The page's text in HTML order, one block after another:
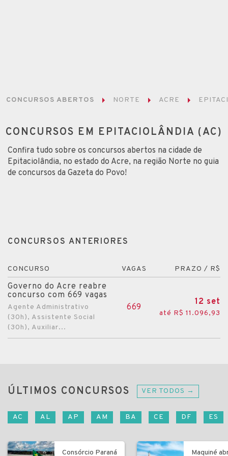
CONCURSOS ABERTOS NORTE ACRE
CONCURSOS EM EPITACIOLÂNDIA (AC)
Confira tudo sobre os concursos abertos na cidade de
Epitaciolândia, no estado do Acre, na região Norte no guia
de concursos da Gazeta do Povo!
CONCURSOS ANTERIORES
CONCURSO VAGAS PRAZO / R$
Governo do Acre reabre
concurso com 669 vagas
Agente Administrativo
(30h), Assistente Social
(30h), Auxiliar...
669
12 set
até R$ 11.096,93
ÚLTIMOS CONCURSOS VER TODOS →
AC AL AP AM BA CE DF ES
Consórcio Paraná Maquiné